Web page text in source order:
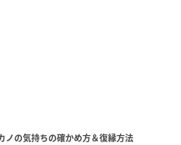
の気持ちの確かめ方＆復縁方法